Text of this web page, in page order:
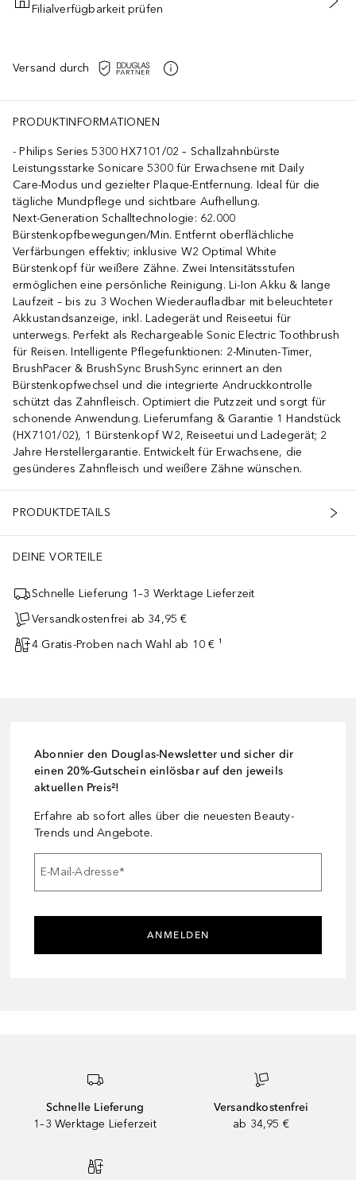
IN DEN WARENKORB
Filialverfügbarkeit prüfen
Versand durch
PRODUKTINFORMATIONEN
Philips Series 5300 HX7101/02 – Schallzahnbürste
Leistungsstarke Sonicare 5300 für Erwachsene mit Daily
Care‑Modus und gezielter Plaque‑Entfernung. Ideal für die
tägliche Mundpflege und sichtbare Aufhellung.
Next‑Generation Schalltechnologie: 62.000
Bürstenkopfbewegungen/Min. Entfernt oberflächliche
Verfärbungen effektiv; inklusive W2 Optimal White
Bürstenkopf für weißere Zähne. Zwei Intensitätsstufen
ermöglichen eine persönliche Reinigung. Li‑Ion Akku & lange
Laufzeit – bis zu 3 Wochen Wiederaufladbar mit beleuchteter
Akkustandsanzeige, inkl. Ladegerät und Reiseetui für
unterwegs. Perfekt als Rechargeable Sonic Electric Toothbrush
für Reisen. Intelligente Pflegefunktionen: 2‑Minuten‑Timer,
BrushPacer & BrushSync BrushSync erinnert an den
Bürstenkopfwechsel und die integrierte Andruckkontrolle
schützt das Zahnfleisch. Optimiert die Putzzeit und sorgt für
schonende Anwendung. Lieferumfang & Garantie 1 Handstück
(HX7101/02), 1 Bürstenkopf W2, Reiseetui und Ladegerät; 2
Jahre Herstellergarantie. Entwickelt für Erwachsene, die
gesünderes Zahnfleisch und weißere Zähne wünschen.
PRODUKTDETAILS
DEINE VORTEILE
Schnelle Lieferung 1–3 Werktage Lieferzeit
Versandkostenfrei ab 34,95 €
4 Gratis-Proben nach Wahl ab 10 € ¹
Abonnier den Douglas-Newsletter und sicher dir
einen 20%-Gutschein einlösbar auf den jeweils
aktuellen Preis²!
Erfahre ab sofort alles über die neuesten Beauty-
Trends und Angebote.
E-Mail-Adresse*
ANMELDEN
Schnelle Lieferung
1–3 Werktage Lieferzeit
Versandkostenfrei
ab 34,95 €